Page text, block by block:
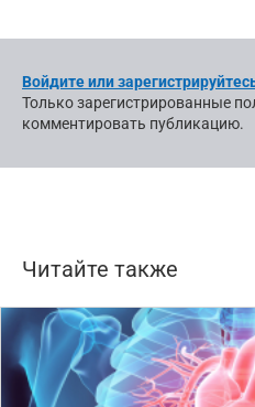
Войдите или
Только зарегистрированные
комментировать публикацию.
Читайте также